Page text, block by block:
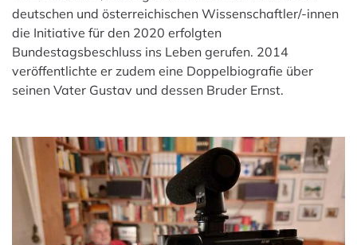
deutschen und österreichischen Wissenschaftler/-innen
die Initiative für den 2020 erfolgten
Bundestagsbeschluss ins Leben gerufen. 2014
veröffentlichte er zudem eine Doppelbiografie über
seinen Vater Gustav und dessen Bruder Ernst.